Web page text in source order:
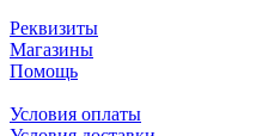
Реквизиты
Магазины
Помощь
Условия оплаты